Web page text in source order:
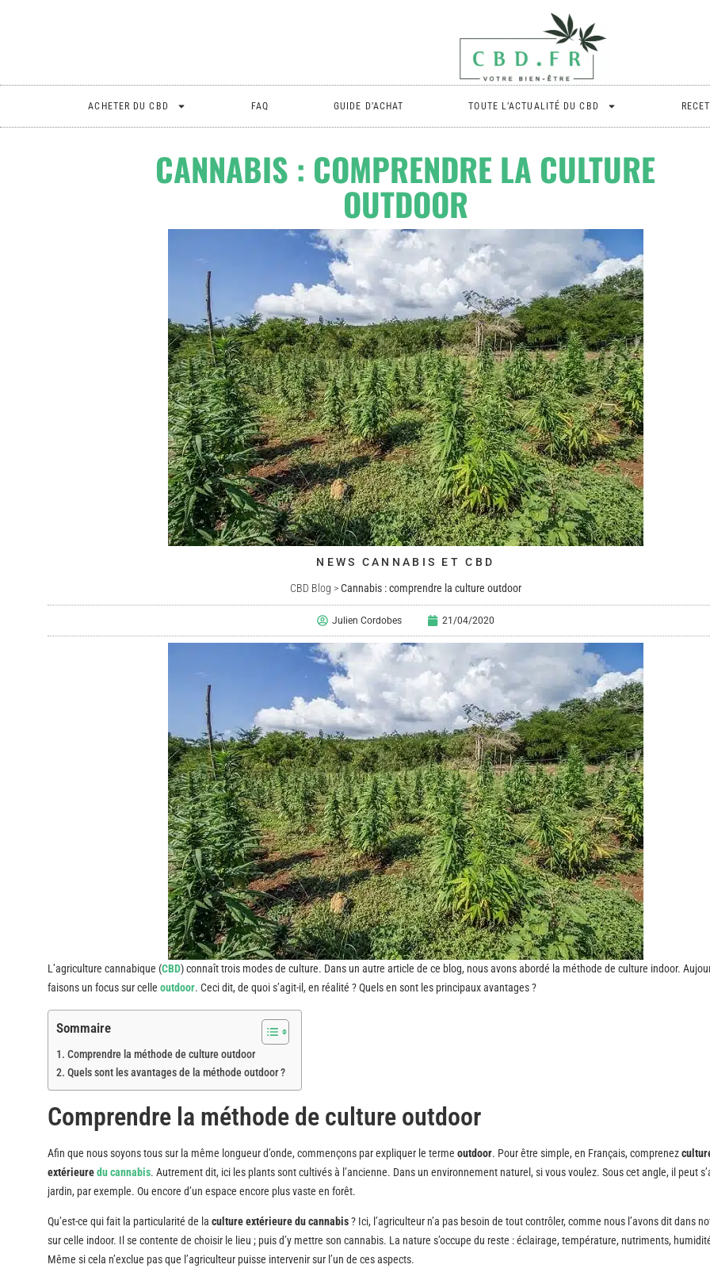
ACHETER DU CBD FAQ GUIDE D’ACHAT TOUTE L’ACTUALITÉ DU CBD
CANNABIS : COMPRENDRE LA CULTURE
OUTDOOR
NEWS CANNABIS ET CBD
CBD Blog >Cannabis : comprendre la culture outdoor
Julien Cordobes 21/04/2020
L’agriculture cannabique (CBD) connaît trois modes de culture. Dans un autre article de ce blog, nous avons abordé la méthode de culture indoor.
faisons un focus sur celle outdoor. Ceci dit, de quoi s’agit-il, en réalité ? Quels en sont les principaux avantages ?
Sommaire
Comprendre la méthode de culture outdoor
Quels sont les avantages de la méthode outdoor ?
Comprendre la méthode de culture outdoor
Afin que nous soyons tous sur la même longueur d’onde, commençons par expliquer le terme outdoor. Pour être simple, en Français, comprenez
extérieuredu cannabis. Autrement dit, ici les plants sont cultivés à l’ancienne. Dans un environnement naturel, si vous voulez. Sous cet angle, il peut
jardin, par exemple. Ou encore d’un espace encore plus vaste en forêt.
Qu’est-ce qui fait la particularité de la culture extérieure du cannabis? Ici, l’agriculteur n’a pas besoin de tout contrôler, comme nous l’avons dit dans
sur celle indoor. Il se contente de choisir le lieu ; puis d’y mettre son cannabis. La nature s’occupe du reste : éclairage, température, nutriments,
Même si cela n’exclue pas que l’agriculteur puisse intervenir sur l’un de ces aspects.